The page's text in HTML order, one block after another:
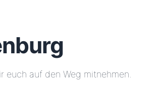
auf den Weg mitnehmen.